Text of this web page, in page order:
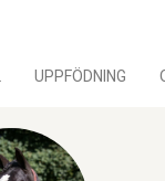
UPPFÖDNING